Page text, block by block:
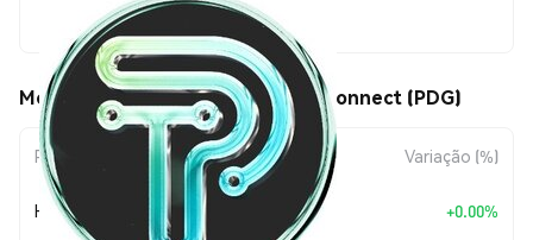
$0.00000059
Movimentos de preço de Prodigi Connect (PDG)
Período Variação do Valor Variação (%)
Hoje + +0.00%